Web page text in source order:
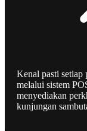
Kenal pasti setiap
melalui sistem
menyediakan
kunjungan